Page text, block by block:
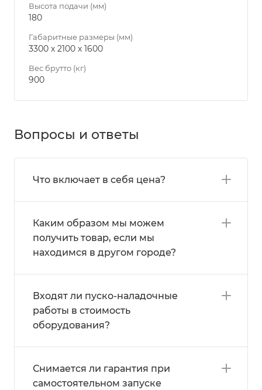
Высота подачи (мм)
180
Габаритные размеры (мм)
3300 х 2100 х 1600
Вес брутто (кг)
900
Вопросы и ответы
Что включает в себя цена?
Каким образом мы можем
получить товар, если мы
находимся в другом городе?
Входят ли пуско-наладочные
работы в стоимость
оборудования?
Снимается ли гарантия при
самостоятельном запуске